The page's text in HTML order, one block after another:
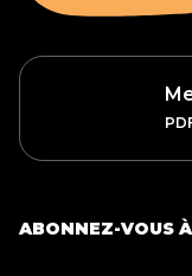
ABONNEZ-VOUS